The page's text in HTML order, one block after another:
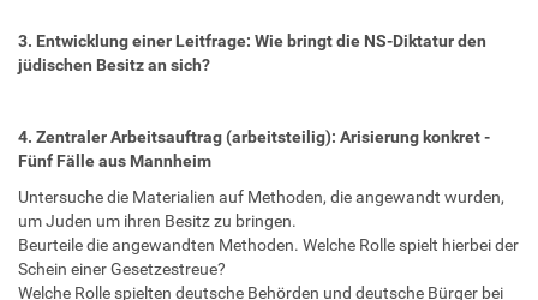
3. Entwicklung einer Leitfrage: Wie bringt die NS-Diktatur den
jüdischen Besitz an sich?
4. Zentraler Arbeitsauftrag (arbeitsteilig): Arisierung konkret -
Fünf Fälle aus Mannheim
Untersuche die Materialien auf Methoden, die angewandt wurden,
um Juden um ihren Besitz zu bringen.
Beurteile die angewandten Methoden. Welche Rolle spielt hierbei der
Schein einer Gesetzestreue?
Welche Rolle spielten deutsche Behörden und deutsche Bürger bei